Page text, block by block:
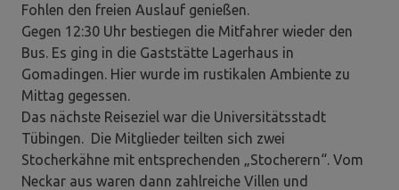
Fohlen den freien Auslauf genießen.
Gegen 12:30 Uhr bestiegen die Mitfahrer wieder den
Bus. Es ging in die Gaststätte Lagerhaus in
Gomadingen. Hier wurde im rustikalen Ambiente zu
Mittag gegessen.
Das nächste Reiseziel war die Universitätsstadt
Tübingen. Die Mitglieder teilten sich zwei
Stocherkähne mit entsprechenden „Stocherern“. Vom
Neckar aus waren dann zahlreiche Villen und